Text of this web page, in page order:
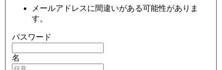
メールアドレスに間違いがある可能性がありま
す。
パスワード
名